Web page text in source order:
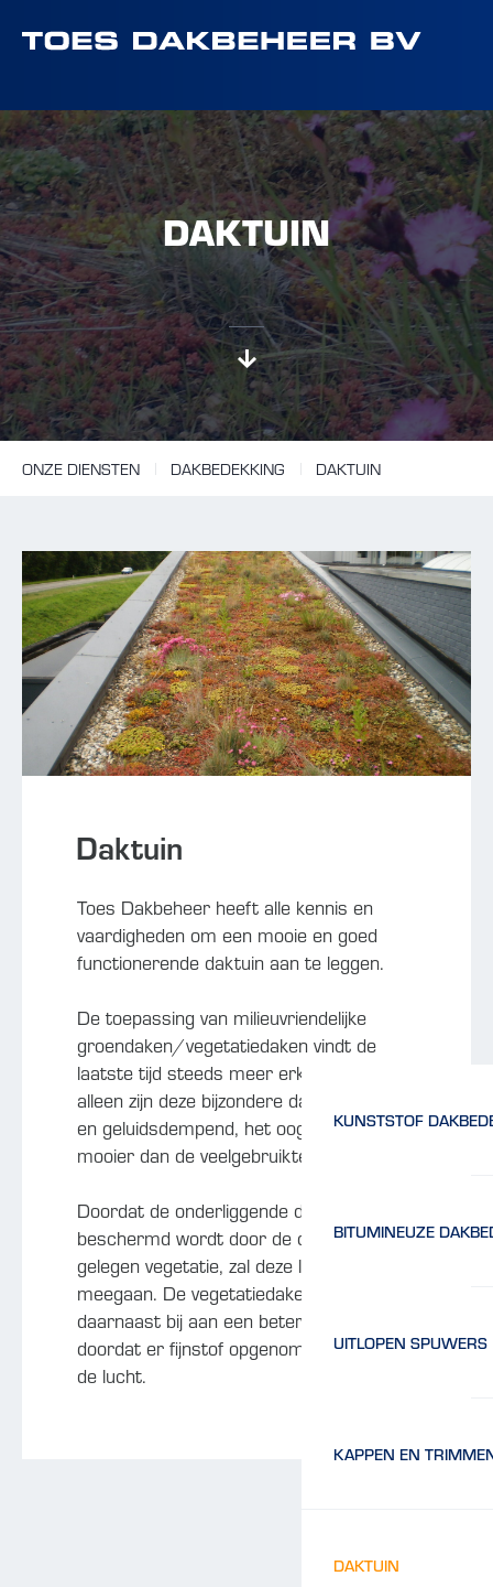
DAKTUIN
ONZE DIENSTEN DAKBEDEKKING DAKTUIN
Daktuin
Toes Dakbeheer heeft alle kennis en
vaardigheden om een mooie en goed
functionerende daktuin aan te leggen.
De toepassing van milieuvriendelijke
groendaken/vegetatiedaken vindt de
laatste tijd steeds meer erkenning. Niet
alleen zijn deze bijzondere daken isolerend
en geluidsdempend, het oogt ook veel
mooier dan de veelgebruikte kiezeldaken.
Doordat de onderliggende dakbedekking
beschermd wordt door de daarboven
gelegen vegetatie, zal deze langer
meegaan. De vegetatiedaken dragen
daarnaast bij aan een beter milieu,
doordat er fijnstof opgenomen wordt uit
de lucht.
KUNSTSTOF
BITUMINEUZE
UITLOPEN SPUWERS
KAPPEN EN
DAKTUIN